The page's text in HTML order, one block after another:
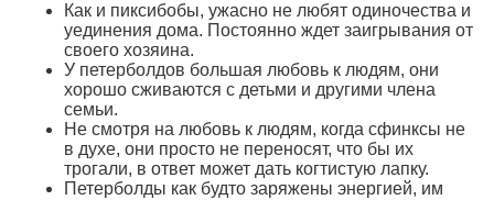
Как и пиксибобы, ужасно не любят одиночества и
уединения дома. Постоянно ждет заигрывания от
своего хозяина.
У петерболдов большая любовь к людям, они
хорошо сживаются с детьми и другими члена
семьи.
Не смотря на любовь к людям, когда сфинксы не
в духе, они просто не переносят, что бы их
трогали, в ответ может дать когтистую лапку.
Петерболды как будто заряжены энергией, им